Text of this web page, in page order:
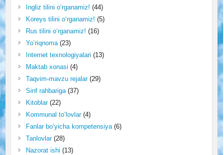
Ingliz tilini o‘rganamiz! (44)
Koreys tilini o‘rganamiz! (5)
Rus tilini o‘rganamiz! (16)
Yo‘riqnoma(23)
Internet texnologiyalari (13)
Maktab xonasi (4)
Taqvim-mavzu rejalar(29)
Sinf rahbariga(37)
Kitoblar(22)
Kommunal to‘lovlar(4)
Fanlar bo‘yicha kompetensiya(6)
Tanlovlar(28)
Nazorat ishi (13)